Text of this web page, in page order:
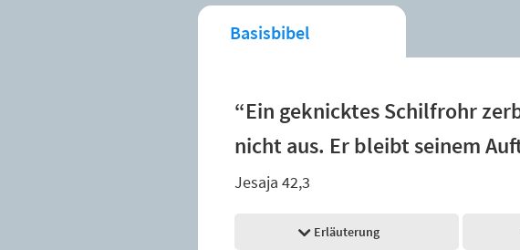
Basisbibel
“Ein geknicktes Schilfrohr
nicht aus. Er bleibt seinem
Jesaja 42,3
Erläuterung